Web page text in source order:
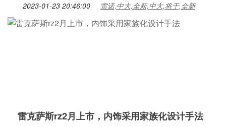
2023-01-23 20:46:00 雷诺,中大,全新,中大,将于,全新
雷克萨斯rz2月上市，内饰采用家族化设计手法